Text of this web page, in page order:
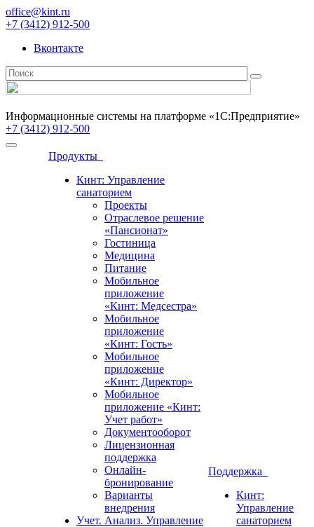
office@kint.ru
+7 (3412) 912-500
Вконтакте
Информационные системы на платформе «1С:Предприятие»
+7 (3412) 912-500
Продукты
Кинт: Управление
санаторием
Проекты
Отраслевое решение
«Пансионат»
Гостиница
Медицина
Питание
Мобильное
приложение
«Кинт: Медсестра»
Мобильное
приложение
«Кинт: Гость»
Мобильное
приложение
«Кинт: Директор»
Мобильное
приложение «Кинт:
Учет работ»
Документооборот
Лицензионная
поддержка
Онлайн-
бронирование
Варианты
внедрения
Учет. Анализ. Управление
Поддержка
Кинт:
Управление
санаторием